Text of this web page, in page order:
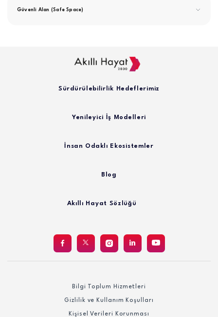
Güvenli Alan (Safe Space)
Sürdürülebilirlik Hedeflerimiz
Yenileyici İş Modelleri
İnsan Odaklı Ekosistemler
Blog
Akıllı Hayat Sözlüğü
Bilgi Toplum Hizmetleri
Gizlilik ve Kullanım Koşulları
Kişisel Verileri Korunması